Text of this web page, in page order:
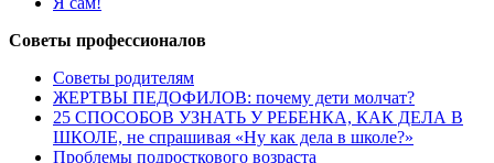
Советы профессионалов
Советы родителям
ЖЕРТВЫ ПЕДОФИЛОВ: почему дети молчат?
25 СПОСОБОВ УЗНАТЬ У РЕБЕНКА, КАК ДЕЛА В
ШКОЛЕ, не спрашивая «Ну как дела в школе?»
Проблемы подросткового возраста